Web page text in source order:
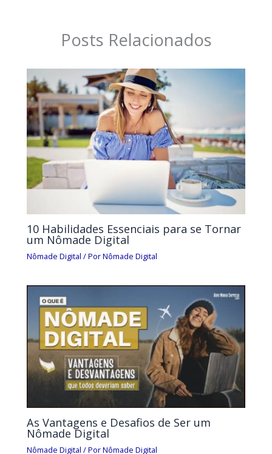
Posts Relacionados
10 Habilidades Essenciais para se Tornar
um Nômade Digital
Nômade Digital / PorNômade Digital
As Vantagens e Desafios de Ser um
Nômade Digital
Nômade Digital / PorNômade Digital